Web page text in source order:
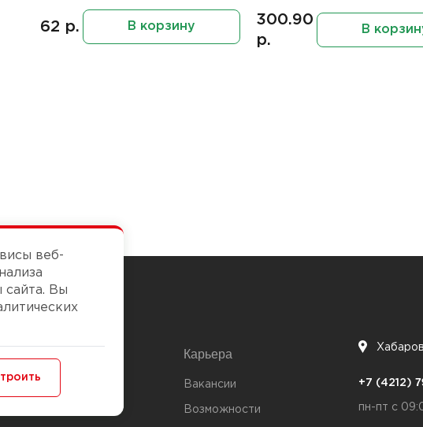
62 р. В корзину
300.90
р.
В
и оплата
Карьера
Вакансии
Возможности
+7 (4212)
пн-пт с
веб-
сайта. Вы